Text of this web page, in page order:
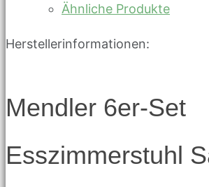
Ähnliche Produkte
Herstellerinformationen:
Mendler 6er-Set
Esszimmerstuhl